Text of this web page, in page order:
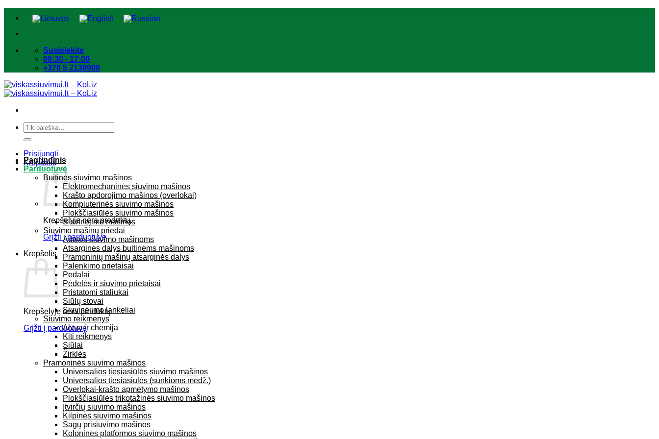
Susisiekite
08:30 - 17:00
+370 5 2130909
Ieškoti:
Prisijungti
Krepšelis
Krepšelyje nėra produktų.
Grįžti į parduotuvę
Krepšelis
Krepšelyje nėra produktų.
Grįžti į parduotuvę
Pagrindinis
Parduotuvė
Buitinės siuvimo mašinos
Elektromechaninės siuvimo mašinos
Krašto apdorojimo mašinos (overlokai)
Kompiuterinės siuvimo mašinos
Plokščiasiūlės siuvimo mašinos
Siuvinėjimo mašinos
Siuvimo mašinų priedai
Adatos siuvimo mašinoms
Atsarginės dalys buitinėms mašinoms
Pramoninių mašinų atsarginės dalys
Palenkimo prietaisai
Pedalai
Pėdelės ir siuvimo prietaisai
Pristatomi staliukai
Siūlų stovai
Siuvinėjimo lankeliai
Siuvimo reikmenys
Alyva ir chemija
Kiti reikmenys
Siūlai
Žirklės
Pramoninės siuvimo mašinos
Universalios tiesiasiūlės siuvimo mašinos
Universalios tiesiasiūlės (sunkioms medž.)
Overlokai-krašto apmėtymo mašinos
Plokščiasiūlės trikotažinės siuvimo mašinos
Įtvirčių siuvimo mašinos
Kilpinės siuvimo mašinos
Sagų prisiuvimo mašinos
Koloninės platformos siuvimo mašinos